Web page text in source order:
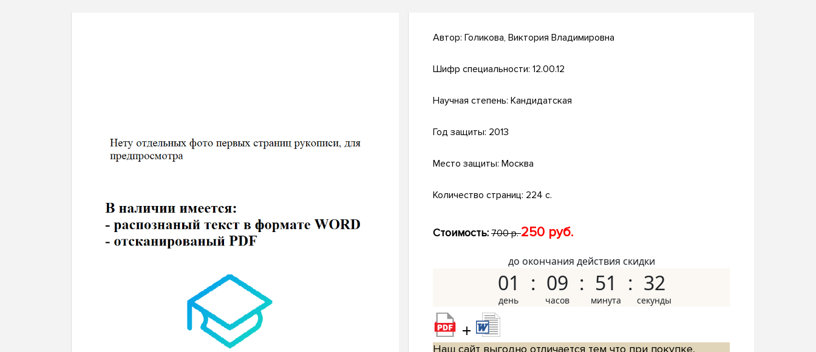
Автор: Голикова, Виктория Владимировна
Шифр специальности: 12.00.12
Научная степень: Кандидатская
Год защиты: 2013
Место защиты: Москва
Количество страниц: 224 с.
Стоимость: 700 р.250 руб.
до окончания действия скидки
01 09 51 31
+
Наш сайт выгодно отличается тем что при покупке,